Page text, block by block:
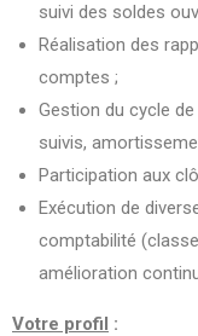
suivi des soldes
Réalisation des
comptes ;
Gestion du cycle
suivis,
Participation aux
Exécution de
comptabilité
amélioration
Votre profil :